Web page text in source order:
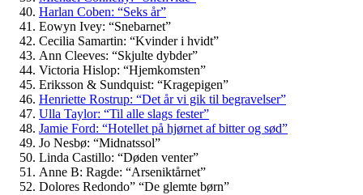
Harlan Coben: “Seks år”
Eowyn Ivey: “Snebarnet”
Cecilia Samartin: “Kvinder i hvidt”
Ann Cleeves: “Skjulte dybder”
Victoria Hislop: “Hjemkomsten”
Eriksson & Sundquist: “Kragepigen”
Henriette Rostrup: “Det år vi gik til begravelser”
Ulla Taylor: “Til alle slags fester”
Jamie Ford: “Hotellet på hjørnet af bitter og sød”
Jo Nesbø: “Midnatssol”
Linda Castillo: “Døden venter”
Anne B: Ragde: “Arseniktårnet”
Dolores Redondo” “De glemte børn”